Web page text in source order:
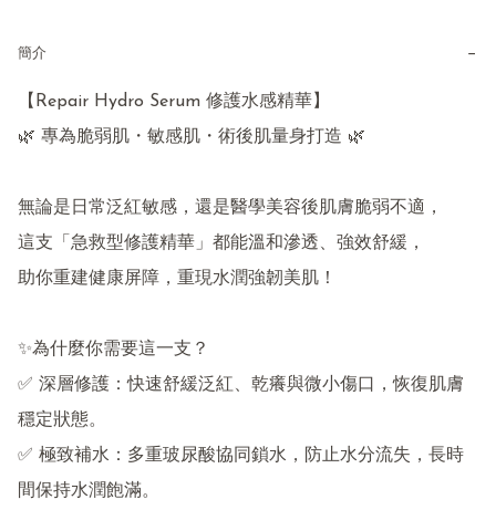
簡介 −
【Repair Hydro Serum 修護水感精華】
🌿 專為脆弱肌・敏感肌・術後肌量身打造 🌿
無論是日常泛紅敏感，還是醫學美容後肌膚脆弱不適，
這支「急救型修護精華」都能溫和滲透、強效舒緩，
助你重建健康屏障，重現水潤強韌美肌！
✨為什麼你需要這一支？
✅ 深層修護：快速舒緩泛紅、乾癢與微小傷口，恢復肌膚
穩定狀態。
✅ 極致補水：多重玻尿酸協同鎖水，防止水分流失，長時
間保持水潤飽滿。